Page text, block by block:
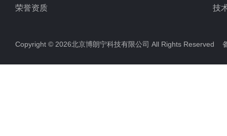
荣誉资质 技
Copyright © 2026北京博朗宁科技有限公司 All Rights Reserved